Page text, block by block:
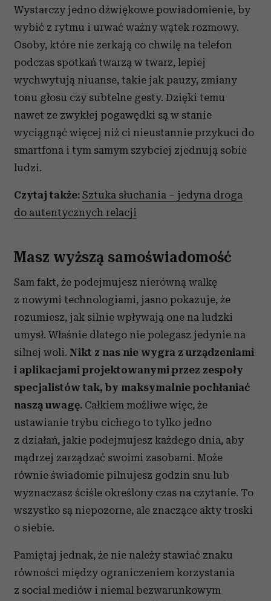
i reklam, aby oferować funkcje społecznościowe i
analizować ruch w naszej witrynie. Informacje o tym, jak
korzystasz z naszej witryny, udostępniamy partnerom
społecznościowym, reklamowym i analitycznym.
Partnerzy mogą połączyć te informacje z innymi danymi
otrzymanymi od Ciebie lub uzyskanymi podczas
korzystania z ich usług.
Wystarczy jedno dźwiękowe powiadomienie, by
wybić z rytmu i urwać ważny wątek rozmowy.
Osoby, które nie zerkają co chwilę na telefon
podczas spotkań twarzą w twarz, lepiej
wychwytują niuanse, takie jak pauzy, zmiany
tonu głosu czy subtelne gesty. Dzięki temu
nawet ze zwykłej pogawędki są w stanie
wyciągnąć więcej niż ci nieustannie przykuci do
smartfona i tym samym szybciej zjednują sobie
ludzi.
Czytaj także: Sztuka słuchania – jedyna droga
do autentycznych relacji
Masz wyższą samoświadomość
Sam fakt, że podejmujesz nierówną walkę
z nowymi technologiami, jasno pokazuje, że
rozumiesz, jak silnie wpływają one na ludzki
umysł. Właśnie dlatego nie polegasz jedynie na
silnej woli. Nikt z nas nie wygra z urządzeniami
i aplikacjami projektowanymi przez zespoły
specjalistów tak, by maksymalnie pochłaniać
naszą uwagę. Całkiem możliwe więc, że
ustawianie trybu cichego to tylko jedno
z działań, jakie podejmujesz każdego dnia, aby
mądrzej zarządzać swoimi zasobami. Może
równie świadomie pilnujesz godzin snu lub
wyznaczasz ściśle określony czas na czytanie. To
wszystko są niepozorne, ale znaczące akty troski
o siebie.
Pamiętaj jednak, że nie należy stawiać znaku
równości między ograniczeniem korzystania
z social mediów i niemal bezwarunkowym